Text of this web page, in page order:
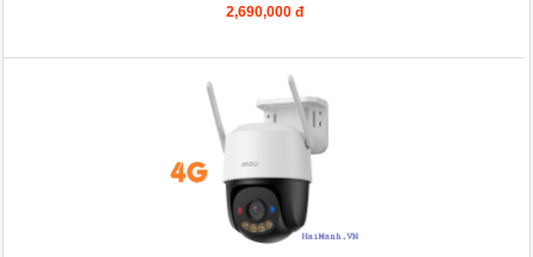
2,690,000 đ